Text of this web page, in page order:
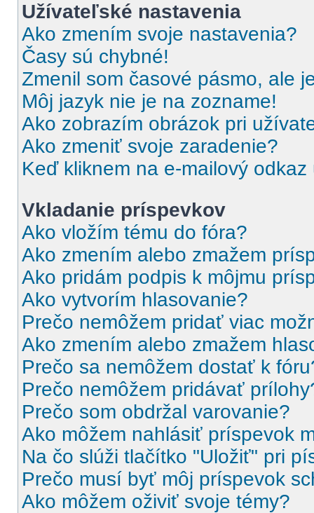
Užívateľské nastavenia
Ako zmením svoje nastavenia?
Časy sú chybné!
Zmenil som časové pásmo, ale
Môj jazyk nie je na zozname!
Ako zobrazím obrázok pri
Ako zmeniť svoje zaradenie?
Keď kliknem na e-mailový
Vkladanie príspevkov
Ako vložím tému do fóra?
Ako zmením alebo zmažem
Ako pridám podpis k môjmu
Ako vytvorím hlasovanie?
Prečo nemôžem pridať viac
Ako zmením alebo zmažem
Prečo sa nemôžem dostať k
Prečo nemôžem pridávať
Prečo som obdržal varovanie?
Ako môžem nahlásiť príspevok
Na čo slúži tlačítko "Uložiť" pri
Prečo musí byť môj príspevok
Ako môžem oživiť svoje témy?